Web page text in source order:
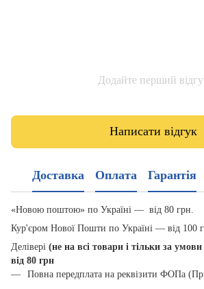
Додайте перший
Написати відгук
Доставка Оплата Гарантія
«Новою поштою» по Україні — від 80 грн.
Кур'єром Нової Пошти по Україні — від 100
Делівері (не на всі товари і тільки за
від 80 грн
Повна передплата на реквізити ФОПа